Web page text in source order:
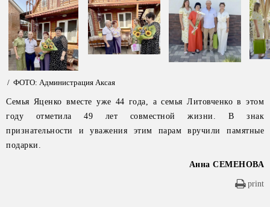
/ ФОТО: Администрация Аксая
Семья Яценко вместе уже 44 года, а семья Литовченко в этом
году отметила 49 лет совместной жизни. В знак
признательности и уважения этим парам вручили памятные
подарки.
Анна СЕМЕНОВА
print